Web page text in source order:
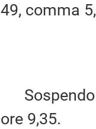
49, comma
Sospendo
ore 9,35.